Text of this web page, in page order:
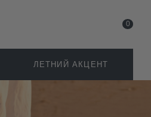
0
ЛЕТНИЙ АКЦЕНТ